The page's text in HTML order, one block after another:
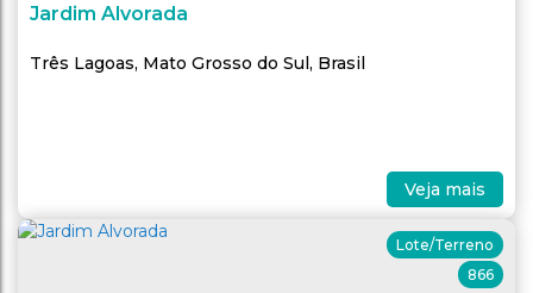
Jardim Alvorada
Três Lagoas, Mato Grosso do Sul, Brasil
Veja mais
866
Lote/Terreno